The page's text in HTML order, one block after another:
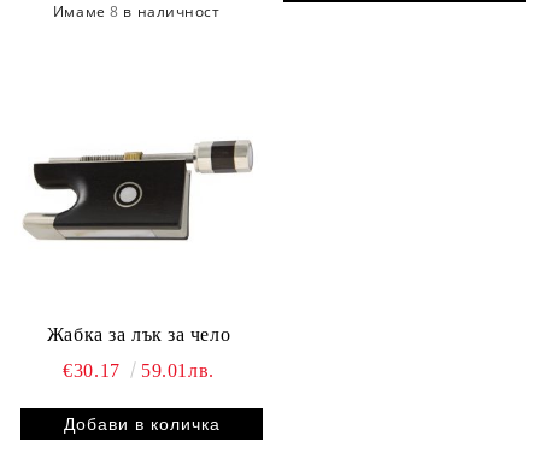
Имаме8 в наличност
Жабка за лък за чело
€30.17
59.01лв.